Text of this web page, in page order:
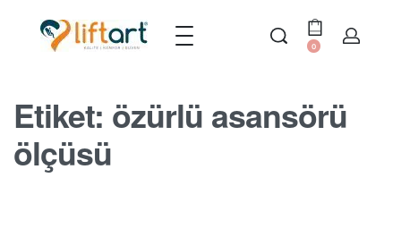
0
Etiket: özürlü asansörü
ölçüsü